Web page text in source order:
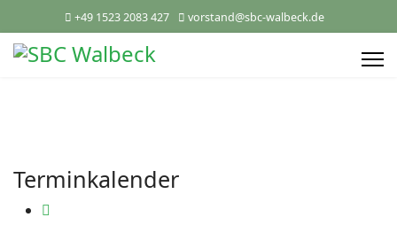
+49 1523 2083 427 vorstand@sbc-walbeck.de
Terminkalender